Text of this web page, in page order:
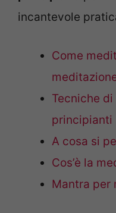
incantevole
Come
Tecniche
principianti
A cosa si
Cos’è la
Mantra per